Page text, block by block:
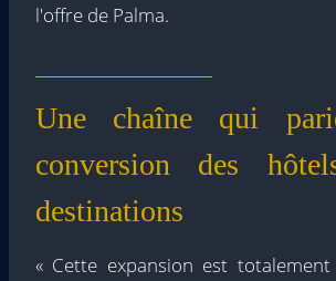
l'offre de Palma.
Une chaîne qui
conversion des
destinations
« Cette expansion est